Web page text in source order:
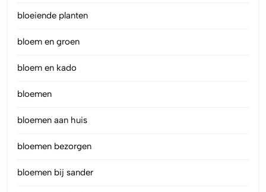
bloeiende planten
bloem en groen
bloem en kado
bloemen
bloemen aan huis
bloemen bezorgen
bloemen bij sander